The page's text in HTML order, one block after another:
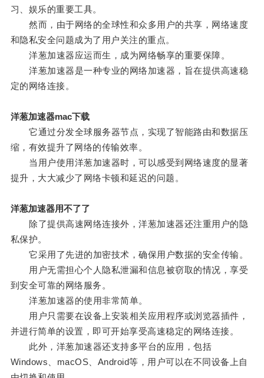
习、娱乐的重要工具。
然而，由于网络的全球性和众多用户的共享，网络速度
和隐私安全问题成为了用户关注的重点。
洋葱加速器应运而生，成为网络畅享的重要保障。
洋葱加速器是一种专业的网络加速器，旨在提供高速稳
定的网络连接。
洋葱加速器mac下载
它通过分发全球服务器节点，实现了智能路由和数据压
缩，有效提升了网络的传输效率。
当用户使用洋葱加速器时，可以感受到网络速度的显著
提升，大大减少了网络卡顿和延迟的问题。
洋葱加速器用不了了
除了提供高速网络连接外，洋葱加速器还注重用户的隐
私保护。
它采用了先进的加密技术，确保用户数据的安全传输。
用户无需担心个人隐私泄漏和信息被窃取的情况，享受
到安全可靠的网络服务。
洋葱加速器的使用非常简单。
用户只需要在设备上安装相关应用程序或浏览器插件，
并进行简单的设置，即可开始享受高速稳定的网络连接。
此外，洋葱加速器还支持多平台的应用，包括
Windows、macOS、Android等，用户可以在不同设备上自